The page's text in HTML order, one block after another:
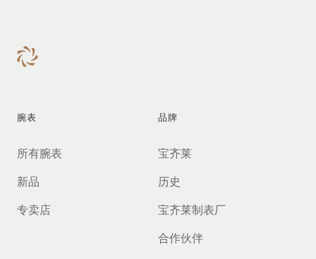
腕表
所有腕表
新品
专卖店
品牌
宝齐莱
历史
宝齐莱制表厂
合作伙伴